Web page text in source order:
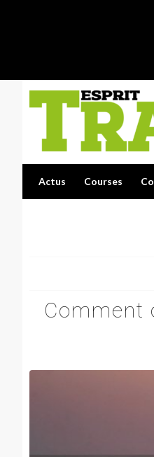
Actus Courses
Comment